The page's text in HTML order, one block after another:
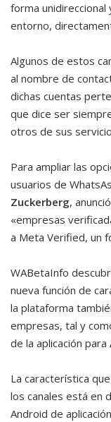
forma
entorno,
Algunos de estos
al nombre de
dichas cuentas
que dice ser
otros de sus
Para ampliar las
usuarios de
Zuckerberg,
«empresas
a Meta Verified, un
WABetaInfo
nueva función de
la plataforma
empresas, tal y
de la aplicación para
La característica
los canales está en
Android de